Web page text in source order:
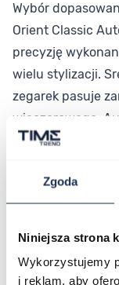
Zgoda
Niniejsza strona
Wykorzystujemy
i reklam, aby
Wybór
Orient Classic
precyzję
wielu stylizacji.
zegarek pasuje
wieczorowego.
produkcji
rzemiosła
Połączenie stylu i
wykonania ani z